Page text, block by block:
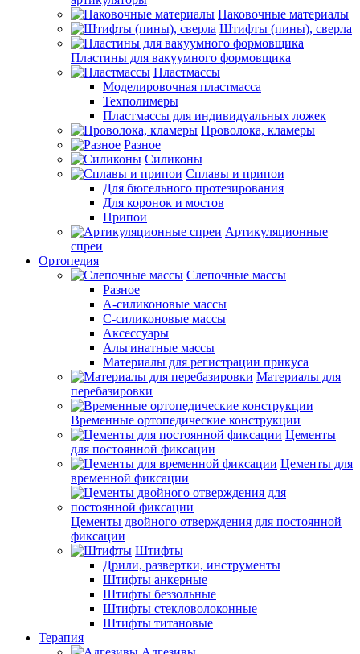
Паковочные материалы
Штифты (пины), сверла
Пластины для вакуумного формовщика
Пластмассы
Моделировочная пластмасса
Техполимеры
Пластмассы для индивидуальных ложек
Проволока, кламеры
Разное
Силиконы
Сплавы и припои
Для бюгельного протезирования
Для коронок и мостов
Припои
Артикуляционные
спреи
Ортопедия
Слепочные массы
Разное
А-силиконовые массы
С-силиконовые массы
Аксессуары
Альгинатные массы
Материалы для регистрации прикуса
Материалы для
перебазировки
Временные ортопедические конструкции
Цементы
для постоянной фиксации
Цементы для
временной фиксации
Цементы двойного отверждения для постоянной
фиксации
Штифты
Дрили, развертки, инструменты
Штифты анкерные
Штифты беззольные
Штифты стекловолоконные
Штифты титановые
Терапия